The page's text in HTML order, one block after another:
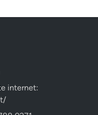
internet: